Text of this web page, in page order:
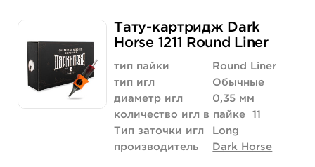
Количество
1 870 руб.
купить
Тату-картридж Dark
Horse 1211 Round Liner
тип пайки
Round Liner
тип игл
Обычные
диаметр игл
0,35 мм
количество игл в пайке
11
Тип заточки игл
Long
производитель
Dark Horse